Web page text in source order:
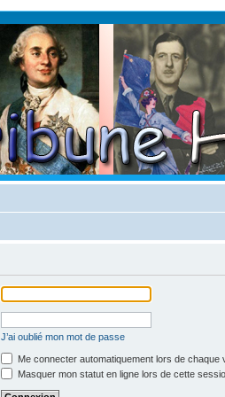
J’ai oublié mon mot de passe
Me connecter automatiquement lors de chaque
Masquer mon statut en ligne lors de cette